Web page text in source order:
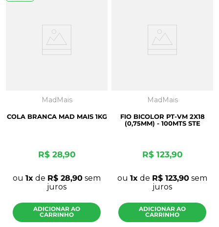
MadMais
COLA BRANCA MAD MAIS 1KG
R$ 28,90
ou 1 de R$ 28,90 sem
juros
ADICIONAR AO
CARRINHO
MadMais
FIO BICOLOR PT-VM 2X18
(0,75MM) - 100MTS STE
R$ 123,90
ou 1 de R$ 123,90 sem
juros
ADICIONAR AO
CARRINHO